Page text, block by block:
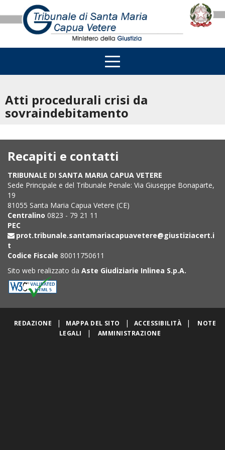
Atti procedurali crisi da
sovraindebitamento
Recapiti e contatti
TRIBUNALE DI SANTA MARIA CAPUA VETERE
Sede Principale e del Tribunale Penale: Via Giuseppe Bonaparte,
19
81055 Santa Maria Capua Vetere (CE)
Centralino 0823 - 79 21 11
PEC
prot.tribunale.santamariacapuavetere@giustiziacert.i
t
Codice Fiscale 80011750611
Sito web realizzato da Aste Giudiziarie Inlinea S.p.A.
REDAZIONE | MAPPA DEL SITO | ACCESSIBILITÀ |
NOTE
LEGALI
| AMMINISTRAZIONE